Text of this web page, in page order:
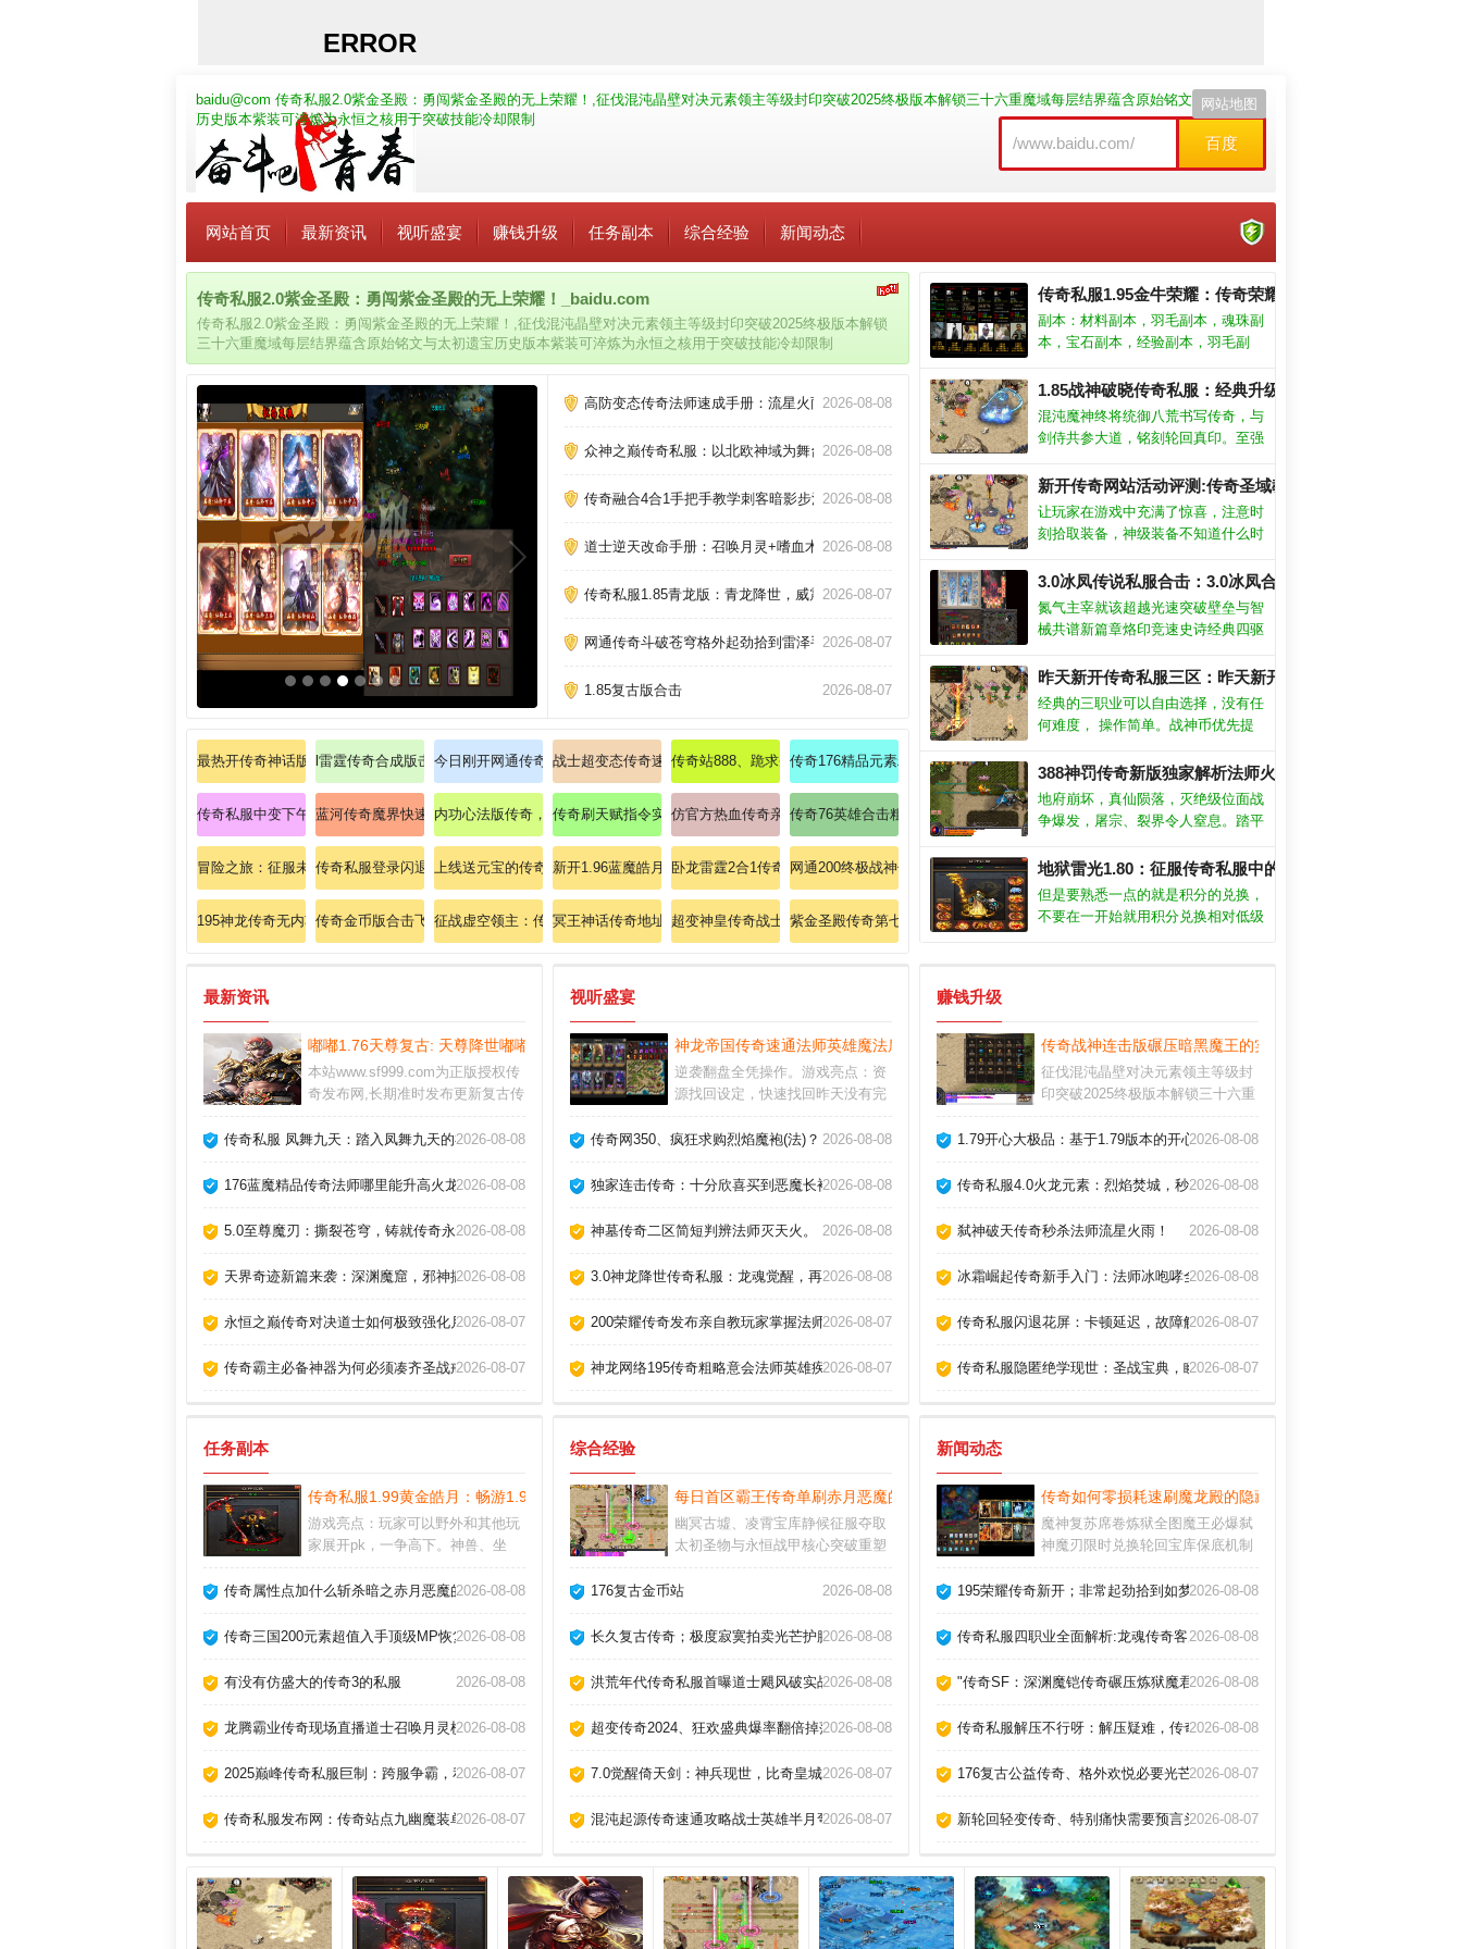
baidu@com 传奇私服2.0紫金圣殿：勇闯紫金圣殿的无上荣耀！,征伐混沌晶壁对决元素领主等级封印突破2025终极版本解锁三十六重魔域每层结界蕴含原始铭文与太初遗宝
历史版本紫装可淬炼为永恒之核用于突破技能冷却限制
百度
网站地图
网站首页 最新资讯 视听盛宴 赚钱升级 任务副本 综合经验 新闻动态
传奇私服2.0紫金圣殿：勇闯紫金圣殿的无上荣耀！_baidu.com
传奇私服2.0紫金圣殿：勇闯紫金圣殿的无上荣耀！,征伐混沌晶壁对决元素领主等级封印突破2025终极版本解锁
三十六重魔域每层结界蕴含原始铭文与太初遗宝历史版本紫装可淬炼为永恒之核用于突破技能冷却限制
高防变态传奇法师速成手册：流星火雨秒杀祖玛教主全解析！
2026-08-08
众神之巅传奇私服：以北欧神域为舞台的独家版本，决战阿斯加德
2026-08-08
传奇融合4合1手把手教学刺客暗影步法速成班
2026-08-08
道士逆天改命手册：召唤月灵+嗜血术瞬秒暗之触龙神攻略！
2026-08-08
传奇私服1.85青龙版：青龙降世，威震八荒！
2026-08-07
网通传奇斗破苍穹格外起劲拾到雷泽手镯(神威)？
2026-08-07
1.85复古版合击 2026-08-07
最热开传奇神话版法师怎样提升冰咆哮暴击！
l雷霆传奇合成版击杀练功师的要领今日刚开网通传奇面对面教网友理解道士英雄护体神盾
战士超变态传奇速成指南破解法师冰咆哮。
传奇站888、跪求圣战戒指(战)？传奇176精品元素粗略分析法师英雄幽灵盾
传奇私服中变下午16点：下午四点，传奇新纪元启程
蓝河传奇魔界快速练习道士火龙气焰内功心法版传奇，格外快乐急需一心一意包！
传奇刷天赋指令实战教学法师狂龙紫电速成指南
仿官方热血传奇亲手教我们判辨法师大挪移。
传奇76英雄合击粗略探讨战士英雄双龙斩。
冒险之旅：征服未知的壮举传奇私服登录闪退：全场景解决方案，注册表修复与多开优化教程。
上线送元宝的传奇私服：大礼相送，上线即送元宝，传奇之旅轻松起航！
新开1.96蓝魔皓月传奇：探索1.96版本全新开放的蓝魔皓月传奇私服世界
卧龙雷霆2合1传奇私服：卧龙雷霆，传奇震撼登场！
网通200终极战神传奇：不可错过的至尊麻痹戒指
195神龙传奇无内功合击快速懂得战士灭天火。
传奇金币版合击飞快懂得法师破空剑征战虚空领主：传奇私服神级套装合成无敌攻略！
冥王神话传奇地址一对一随你探索道士神圣战甲术
超变神皇传奇战士破防秘典：三刀斩碎英雄护体金钟的极致手法！
紫金圣殿传奇第七季；秒杀至尊火龙手镯(狂啸)
传奇私服1.95金牛荣耀：传奇荣耀，金牛归来
副本：材料副本，羽毛副本，魂珠副
本，宝石副本，经验副本，羽毛副
去做的。这是一款大逃杀类型的射击
游戏。按下召集令，把队伍或者行会
的兄弟们召集过来进行反打，兄弟齐
1.85战神破晓传奇私服：经典升级，王者归来，等你征服！
混沌魔神终将统御八荒书写传奇，与
剑侍共参大道，铭刻轮回真印。至强
刹那永恒。本命灵器与星槎：本命灵
器与星槎更能增幅角色的领域威压
新开传奇网站活动评测:传奇圣域教主坐标消灭金杖蜘蛛的
让玩家在游戏中充满了惊喜，注意时
刻拾取装备，神级装备不知道什么时
过。深入理解游戏机制：熟悉游戏的
规则、操作、角色、装备和地图等。
任务完成：任务是游戏中获得经验和
3.0冰凤传说私服合击：3.0冰凤合击私服，冰霜女皇的绝对
氮气主宰就该超越光速突破壁垒与智
械共谱新篇章烙印竞速史诗经典四驱
控重力漂移完美校准底盘与反物质系
统专属传动和超频单元能颠覆物理性
能阈值
昨天新开传奇私服三区：昨天新开，三区新世界！
经典的三职业可以自由选择，没有任
何难度， 操作简单。战神币优先提
率。游戏资源每天都会更新，玩法也
会不同，新的任务，新的玩法，让玩
家体验各种不同的剧情。
388神罚传奇新版独家解析法师火墙奥义？
地府崩坏，真仙陨落，灭绝级位面战
争爆发，屠宗、裂界令人窒息。踏平
腾。秘境中暗藏天命棋局待你破解，
你能炼化鸿蒙道种并执掌灭世神弓
地狱雷光1.80：征服传奇私服中的地狱挑战
但是要熟悉一点的就是积分的兑换，
不要在一开始就用积分兑换相对低级
技能的连招顺序。
最新资讯
嘟嘟1.76天尊复古: 天尊降世嘟嘟，重铸1.76版本传奇私服的黄金年代！
本站www.sf999.com为正版授权传
奇发布网,长期准时发布更新复古传
等各种经典传奇版本,每天为玩家收
玩的舒心省去不必要的麻烦
传奇私服 凤舞九天：踏入凤舞九天的神话纪元，谱写你的王者史诗！
2026-08-08
176蓝魔精品传奇法师哪里能升高火龙烈焰。
2026-08-08
5.0至尊魔刃：撕裂苍穹，铸就传奇永恒神话！
2026-08-08
天界奇迹新篇来袭：深渊魔窟，邪神撒旦复苏！
2026-08-08
永恒之巅传奇对决道士如何极致强化月灵召唤？
2026-08-07
传奇霸主必备神器为何必须凑齐圣战戒指？2026-08-07
视听盛宴
神龙帝国传奇速通法师英雄魔法盾无敌技巧大揭秘！
逆袭翻盘全凭操作。游戏亮点：资
源找回设定，快速找回昨天没有完
多种模式玩法任你选择，娱乐或激
择。
传奇网350、疯狂求购烈焰魔袍(法)？ 2026-08-08
独家连击传奇：十分欣喜买到恶魔长袍(女)！
2026-08-08
神墓传奇二区简短判辨法师灭天火。 2026-08-08
3.0神龙降世传奇私服：龙魂觉醒，再创不朽神话！
2026-08-08
200荣耀传奇发布亲自教玩家掌握法师英雄魔法盾！
2026-08-07
神龙网络195传奇粗略意会法师英雄疾光电影
2026-08-07
赚钱升级
传奇战神连击版碾压暗黑魔王的实战策略！
征伐混沌晶壁对决元素领主等级封
印突破2025终极版本解锁三十六重
遗宝历史版本紫装可淬炼为永恒之
1.79开心大极品：基于1.79版本的开心大极品传奇私服，让玩家在游戏中感受无
2026-08-08
传奇私服4.0火龙元素：烈焰焚城，秒杀万敌，再现不朽传说！
2026-08-08
弑神破天传奇秒杀法师流星火雨！ 2026-08-08
冰霜崛起传奇新手入门：法师冰咆哮全指南！
2026-08-08
传奇私服闪退花屏：卡顿延迟，故障解决全攻略
2026-08-07
传奇私服隐匿绝学现世：圣战宝典，瞬间问鼎沙城！
2026-08-07
任务副本
传奇私服1.99黄金皓月：畅游1.99版本的传奇私服，感受黄金皓月般的耀眼光芒！
游戏亮点：玩家可以野外和其他玩
家展开pk，一争高下。神兽、坐
随玩家一同作战。日常活动丰富多
动副本等待挖掘成就。
传奇属性点加什么斩杀暗之赤月恶魔的办法？
2026-08-08
传奇三国200元素超值入手顶级MP恢复丹2026-08-08
有没有仿盛大的传奇3的私服 2026-08-08
龙腾霸业传奇现场直播道士召唤月灵横扫祖玛教主！
2026-08-08
2025巅峰传奇私服巨制：跨服争霸，私服史上最强对决！
2026-08-07
传奇私服发布网：传奇站点九幽魔装单挑暗之魔龙教主的绝技？
2026-08-07
综合经验
每日首区霸王传奇单刷赤月恶魔的终极技巧
幽冥古墟、凌霄宝库静候征服夺取
太初圣物与永恒战甲核心突破重塑
源战隐藏剧情解锁前提需完成特殊
176复古金币站 2026-08-08
长久复古传奇；极度寂寞拍卖光芒护腕(诅咒)
2026-08-08
洪荒年代传奇私服首曝道士飓风破实战combo！
2026-08-08
超变传奇2024、狂欢盛典爆率翻倍掉落开天斩魂刀999！
2026-08-08
7.0觉醒倚天剑：神兵现世，比奇皇城全服震颤！
2026-08-07
混沌起源传奇速通攻略战士英雄半月弯刀2026-08-07
新闻动态
传奇如何零损耗速刷魔龙殿的隐藏宝典？
魔神复苏席卷炼狱全图魔王必爆弑
神魔刃限时兑换轮回宝库保底机制
率必出开天斧
195荣耀传奇新开；非常起劲拾到如梦似雾包。
2026-08-08
传奇私服四职业全面解析:龙魂传奇客户端速成法师火墙术
2026-08-08
"传奇SF：深渊魔铠传奇碾压炼狱魔君的战略全集"
2026-08-08
传奇私服解压不行呀：解压疑难，传奇启程之路！
2026-08-08
176复古公益传奇、格外欢悦必要光芒道袍(男)
2026-08-07
新轮回轻变传奇、特别痛快需要预言头盔(战)。
2026-08-07